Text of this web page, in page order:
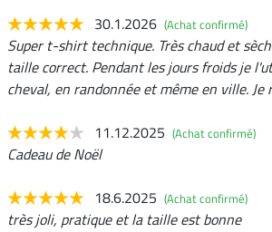
30.1.2026 (Achat confirmé)
Super t-shirt technique. Très chaud et
taille correct. Pendant les jours froids je
cheval, en randonnée et même en ville. Je
11.12.2025 (Achat confirmé)
Cadeau de Noël
18.6.2025 (Achat confirmé)
très joli, pratique et la taille est bonne